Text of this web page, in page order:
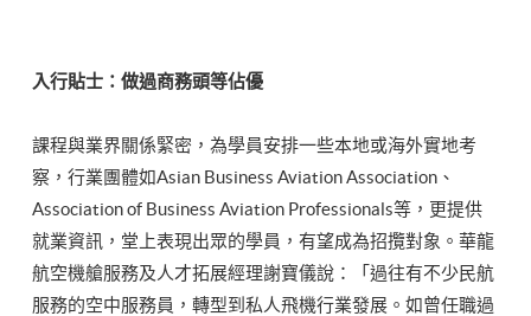
入行貼士：做過商務頭等佔優
課程與業界關係緊密，為學員安排一些本地或海外實地考
察，行業團體如Asian Business Aviation Association、
Association of Business Aviation Professionals等，更提供
就業資訊，堂上表現出眾的學員，有望成為招攬對象。華龍
航空機艙服務及人才拓展經理謝寶儀說：「過往有不少民航
服務的空中服務員，轉型到私人飛機行業發展。如曾任職過